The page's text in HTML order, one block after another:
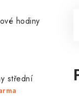
hodiny
střední